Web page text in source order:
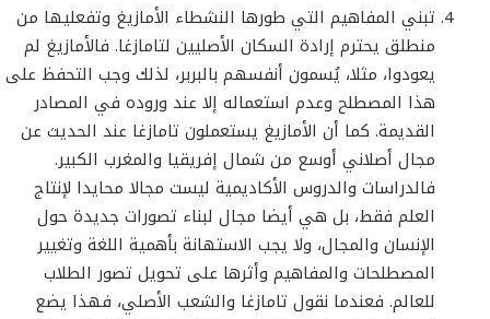
تبني المفاهيم التي طورها النشطاء الأمازيغ وتفعليها من
منطلق يحترم إرادة السكان الأصليين لتامازغا. فالأمازيغ لم
يعودوا، مثلا، يُسمون أنفسهم بالبربر، لذلك وجب التحفظ على
هذا المصطلح وعدم استعماله إلا عند وروده في المصادر
القديمة. كما أن الأمازيغ يستعملون تامازغا عند الحديث عن
مجال أصلاني أوسع من شمال إفريقيا والمغرب الكبير.
فالدراسات والدروس الأكاديمية ليست مجالا محايدا لإنتاج
العلم فقط، بل هي أيضا مجال لبناء تصورات جديدة حول
الإنسان والمجال، ولا يجب الاستهانة بأهمية اللغة وتغيير
المصطلحات والمفاهيم وأثرها على تحويل تصور الطلاب
للعالم. فعندما نقول تامازغا والشعب الأصلي، فهذا يضع